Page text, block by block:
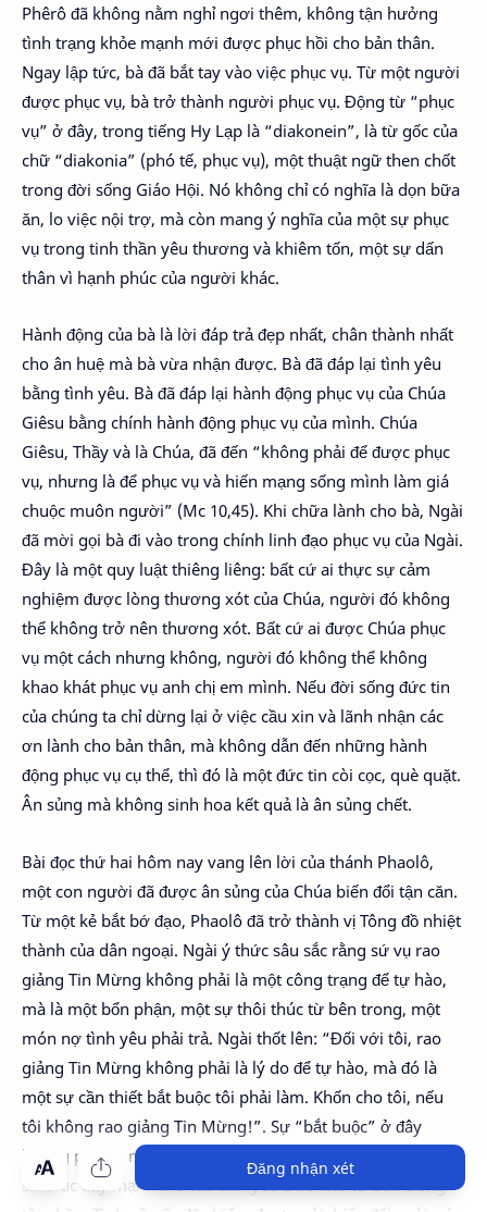
Phêrô đã không nằm nghỉ ngơi thêm, không tận hưởng
tình trạng khỏe mạnh mới được phục hồi cho bản thân.
Ngay lập tức, bà đã bắt tay vào việc phục vụ. Từ một người
được phục vụ, bà trở thành người phục vụ. Động từ “phục
vụ” ở đây, trong tiếng Hy Lạp là “diakonein”, là từ gốc của
chữ “diakonia” (phó tế, phục vụ), một thuật ngữ then chốt
trong đời sống Giáo Hội. Nó không chỉ có nghĩa là dọn bữa
ăn, lo việc nội trợ, mà còn mang ý nghĩa của một sự phục
vụ trong tinh thần yêu thương và khiêm tốn, một sự dấn
thân vì hạnh phúc của người khác.
Hành động của bà là lời đáp trả đẹp nhất, chân thành nhất
cho ân huệ mà bà vừa nhận được. Bà đã đáp lại tình yêu
bằng tình yêu. Bà đã đáp lại hành động phục vụ của Chúa
Giêsu bằng chính hành động phục vụ của mình. Chúa
Giêsu, Thầy và là Chúa, đã đến “không phải để được phục
vụ, nhưng là để phục vụ và hiến mạng sống mình làm giá
chuộc muôn người” (Mc 10,45). Khi chữa lành cho bà, Ngài
đã mời gọi bà đi vào trong chính linh đạo phục vụ của Ngài.
Đây là một quy luật thiêng liêng: bất cứ ai thực sự cảm
nghiệm được lòng thương xót của Chúa, người đó không
thể không trở nên thương xót. Bất cứ ai được Chúa phục
vụ một cách nhưng không, người đó không thể không
khao khát phục vụ anh chị em mình. Nếu đời sống đức tin
của chúng ta chỉ dừng lại ở việc cầu xin và lãnh nhận các
ơn lành cho bản thân, mà không dẫn đến những hành
động phục vụ cụ thể, thì đó là một đức tin còi cọc, què quặt.
Ân sủng mà không sinh hoa kết quả là ân sủng chết.
Bài đọc thứ hai hôm nay vang lên lời của thánh Phaolô,
một con người đã được ân sủng của Chúa biến đổi tận căn.
Từ một kẻ bắt bớ đạo, Phaolô đã trở thành vị Tông đồ nhiệt
thành của dân ngoại. Ngài ý thức sâu sắc rằng sứ vụ rao
giảng Tin Mừng không phải là một công trạng để tự hào,
mà là một bổn phận, một sự thôi thúc từ bên trong, một
món nợ tình yêu phải trả. Ngài thốt lên: “Đối với tôi, rao
giảng Tin Mừng không phải là lý do để tự hào, mà đó là
một sự cần thiết bắt buộc tôi phải làm. Khốn cho tôi, nếu
tôi không rao giảng Tin Mừng!”. Sự “bắt buộc” ở đây
không phải là một sự ép buộc từ bên ngoài, nhưng là một
sự thúc đẩy mạnh mẽ của tình yêu Đức Kitô từ bên trong
Đăng nhận xét